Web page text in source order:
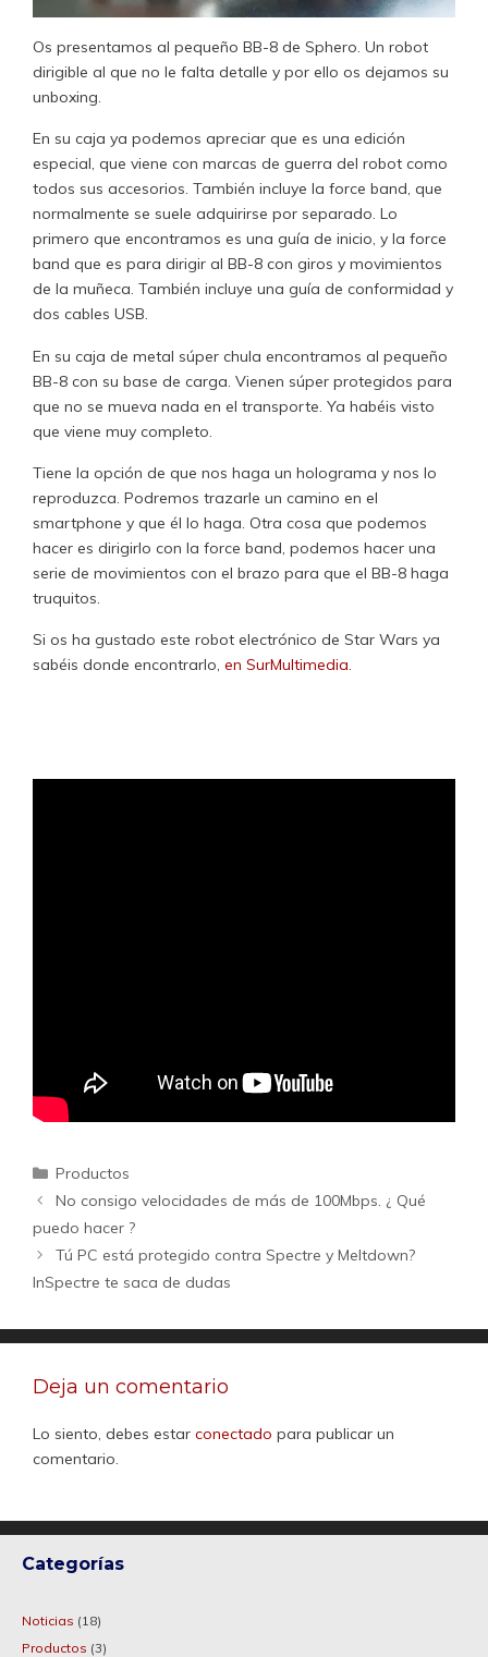
Os presentamos al pequeño BB-8 de Sphero. Un robot
dirigible al que no le falta detalle y por ello os dejamos su
unboxing.
En su caja ya podemos apreciar que es una edición
especial, que viene con marcas de guerra del robot como
todos sus accesorios. También incluye la force band, que
normalmente se suele adquirirse por separado. Lo
primero que encontramos es una guía de inicio, y la force
band que es para dirigir al BB-8 con giros y movimientos
de la muñeca. También incluye una guía de conformidad y
dos cables USB.
En su caja de metal súper chula encontramos al pequeño
BB-8 con su base de carga. Vienen súper protegidos para
que no se mueva nada en el transporte. Ya habéis visto
que viene muy completo.
Tiene la opción de que nos haga un holograma y nos lo
reproduzca. Podremos trazarle un camino en el
smartphone y que él lo haga. Otra cosa que podemos
hacer es dirigirlo con la force band, podemos hacer una
serie de movimientos con el brazo para que el BB-8 haga
truquitos.
Si os ha gustado este robot electrónico de Star Wars ya
sabéis donde encontrarlo, en SurMultimedia.
Categorías
Productos
No consigo velocidades de más de 100Mbps. ¿ Qué
puedo hacer ?
Tú PC está protegido contra Spectre y Meltdown?
InSpectre te saca de dudas
Deja un comentario
Lo siento, debes estar conectado para publicar un
comentario.
Categorías
Noticias (18)
Productos (3)